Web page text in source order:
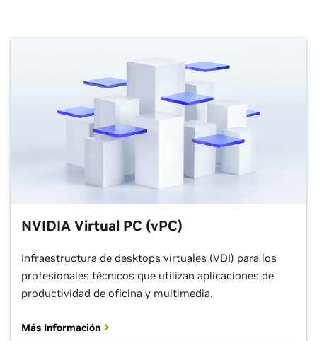
NVIDIA Virtual PC (vPC)
Infraestructura de desktops virtuales (VDI) para los
profesionales técnicos que utilizan aplicaciones de
productividad de oficina y multimedia.
Más Información